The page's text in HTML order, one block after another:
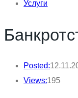
Услуги
Posted:
Views:195